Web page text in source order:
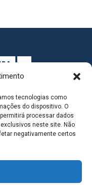
tecnologias como
do dispositivo. O
processar dados
neste site. Não
negativamente certos